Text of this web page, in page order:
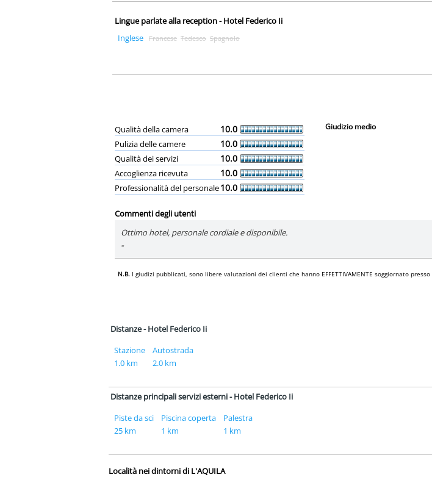
Lingue parlate alla reception - Hotel Federico Ii
Inglese Francese Tedesco Spagnolo
Qualità della camera 10.0
Pulizia delle camere 10.0
Qualità dei servizi 10.0
Accoglienza ricevuta 10.0
Professionalità del personale10.0
Giudizio medio
Commenti degli utenti
Ottimo hotel, personale cordiale e disponibile.
-
N.B. I giudizi pubblicati, sono libere valutazioni dei clienti che hanno EFFETTIVAMENTE soggiornato
Distanze - Hotel Federico Ii
Stazione
1.0 km
Autostrada
2.0 km
Distanze principali servizi esterni - Hotel Federico Ii
Piste da sci
25 km
Piscina coperta
1 km
Palestra
1 km
Località nei dintorni di L'AQUILA